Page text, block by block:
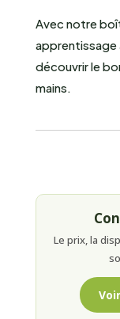
Avec notre
apprentissage
découvrir le
mains.
Le prix, la